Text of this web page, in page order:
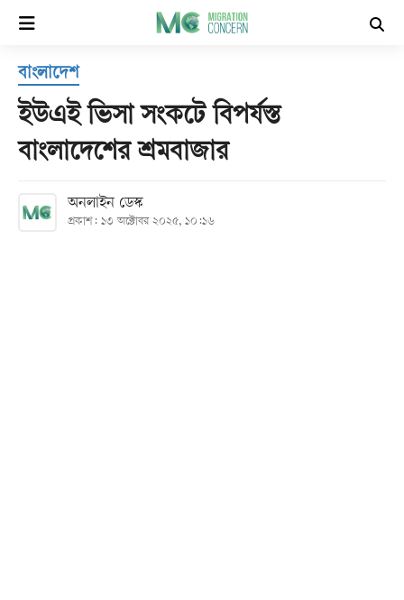
হোম
সর্বশেষ
বিভাগ
বাংলাদেশ
ইউএই ভিসা সংকটে বিপর্যস্ত
বাংলাদেশের শ্রমবাজার
অনলাইন ডেস্ক
প্রকাশ: ১৩ অক্টোবর ২০২৫, ১০:১৬